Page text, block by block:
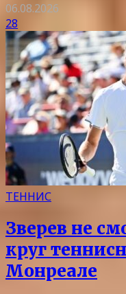
06.08.2026
28
ТЕННИС
Зверев не
круг
Монреале